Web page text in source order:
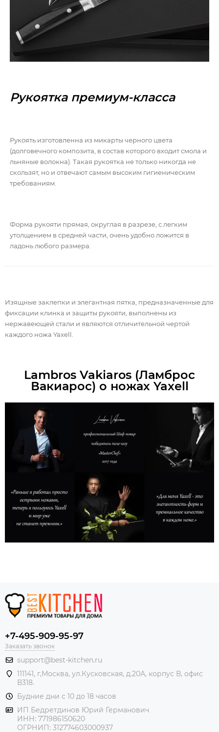
Рукоятка премиум-класса
Рукоять изготовленна из микарты черного цвета
(долговечного композита, в состав которого входит смола и
льняные волокна). Такая рукоятка не только никогда не
скользят, но и отвечают самым высоким гигиеническим
требованиям.
Форма рукояти прямая, округлая в разрезе, с легким
утолщением в средней части, очень удобно ложится в
ладонь любого размера.
Изящные заклепки и элегантная пятка, предназначенные для
фиксации клинка и защиты рукояти, выполнены из
нержавеющей стали и являются отличительной чертой
каждого ножа Yaxell.
Lambros Vakiaros (Ламброс
Вакиарос) о ножах Yaxell
+7-495-909-95-97
Заказать звонок
support@best-kitchen.ru
111141, г,Москва, ул.Кусковская, д.20А, корпус В, офис
В318.
Будние дни с 10 до 18 часов
ИП Бедретдинов Юрий Германович
ИНН: 771986150620
ОГРНИП: 312774603000937